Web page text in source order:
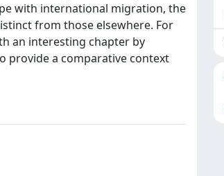
with international migration, the
from those elsewhere. For
an interesting chapter by
provide a comparative context